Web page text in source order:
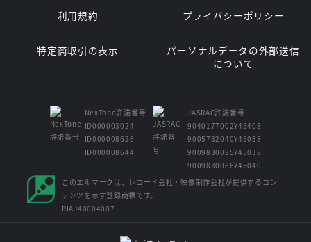
利用規約 プライバシーポリシー
特定商取引の表示
パーソナルデータの外部送信
について
NexTone許諾番号
ID000003024
ID000008626
ID000008644
JASRAC許諾番号
9040177002Y45408
9005732040Y45038
9009830085Y45038
9009830086Y45040
このエルマークは、レコード会社・映像制作会社が提供するコン
テンツを示す登録商標です。
RIAJ40004007